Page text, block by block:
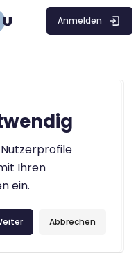
Anmelden
Ihren
ein.
Abbrechen